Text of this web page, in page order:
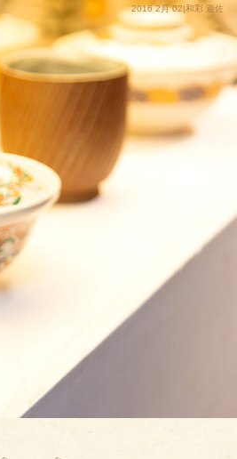
2016 2月 02|和彩 遊佐